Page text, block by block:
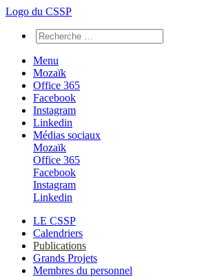
Logo du CSSP
Menu
Mozaïk
Office 365
Facebook
Instagram
Linkedin
Médias sociaux
Mozaïk
Office 365
Facebook
Instagram
Linkedin
LE CSSP
Calendriers
Publications
Grands Projets
Membres du personnel